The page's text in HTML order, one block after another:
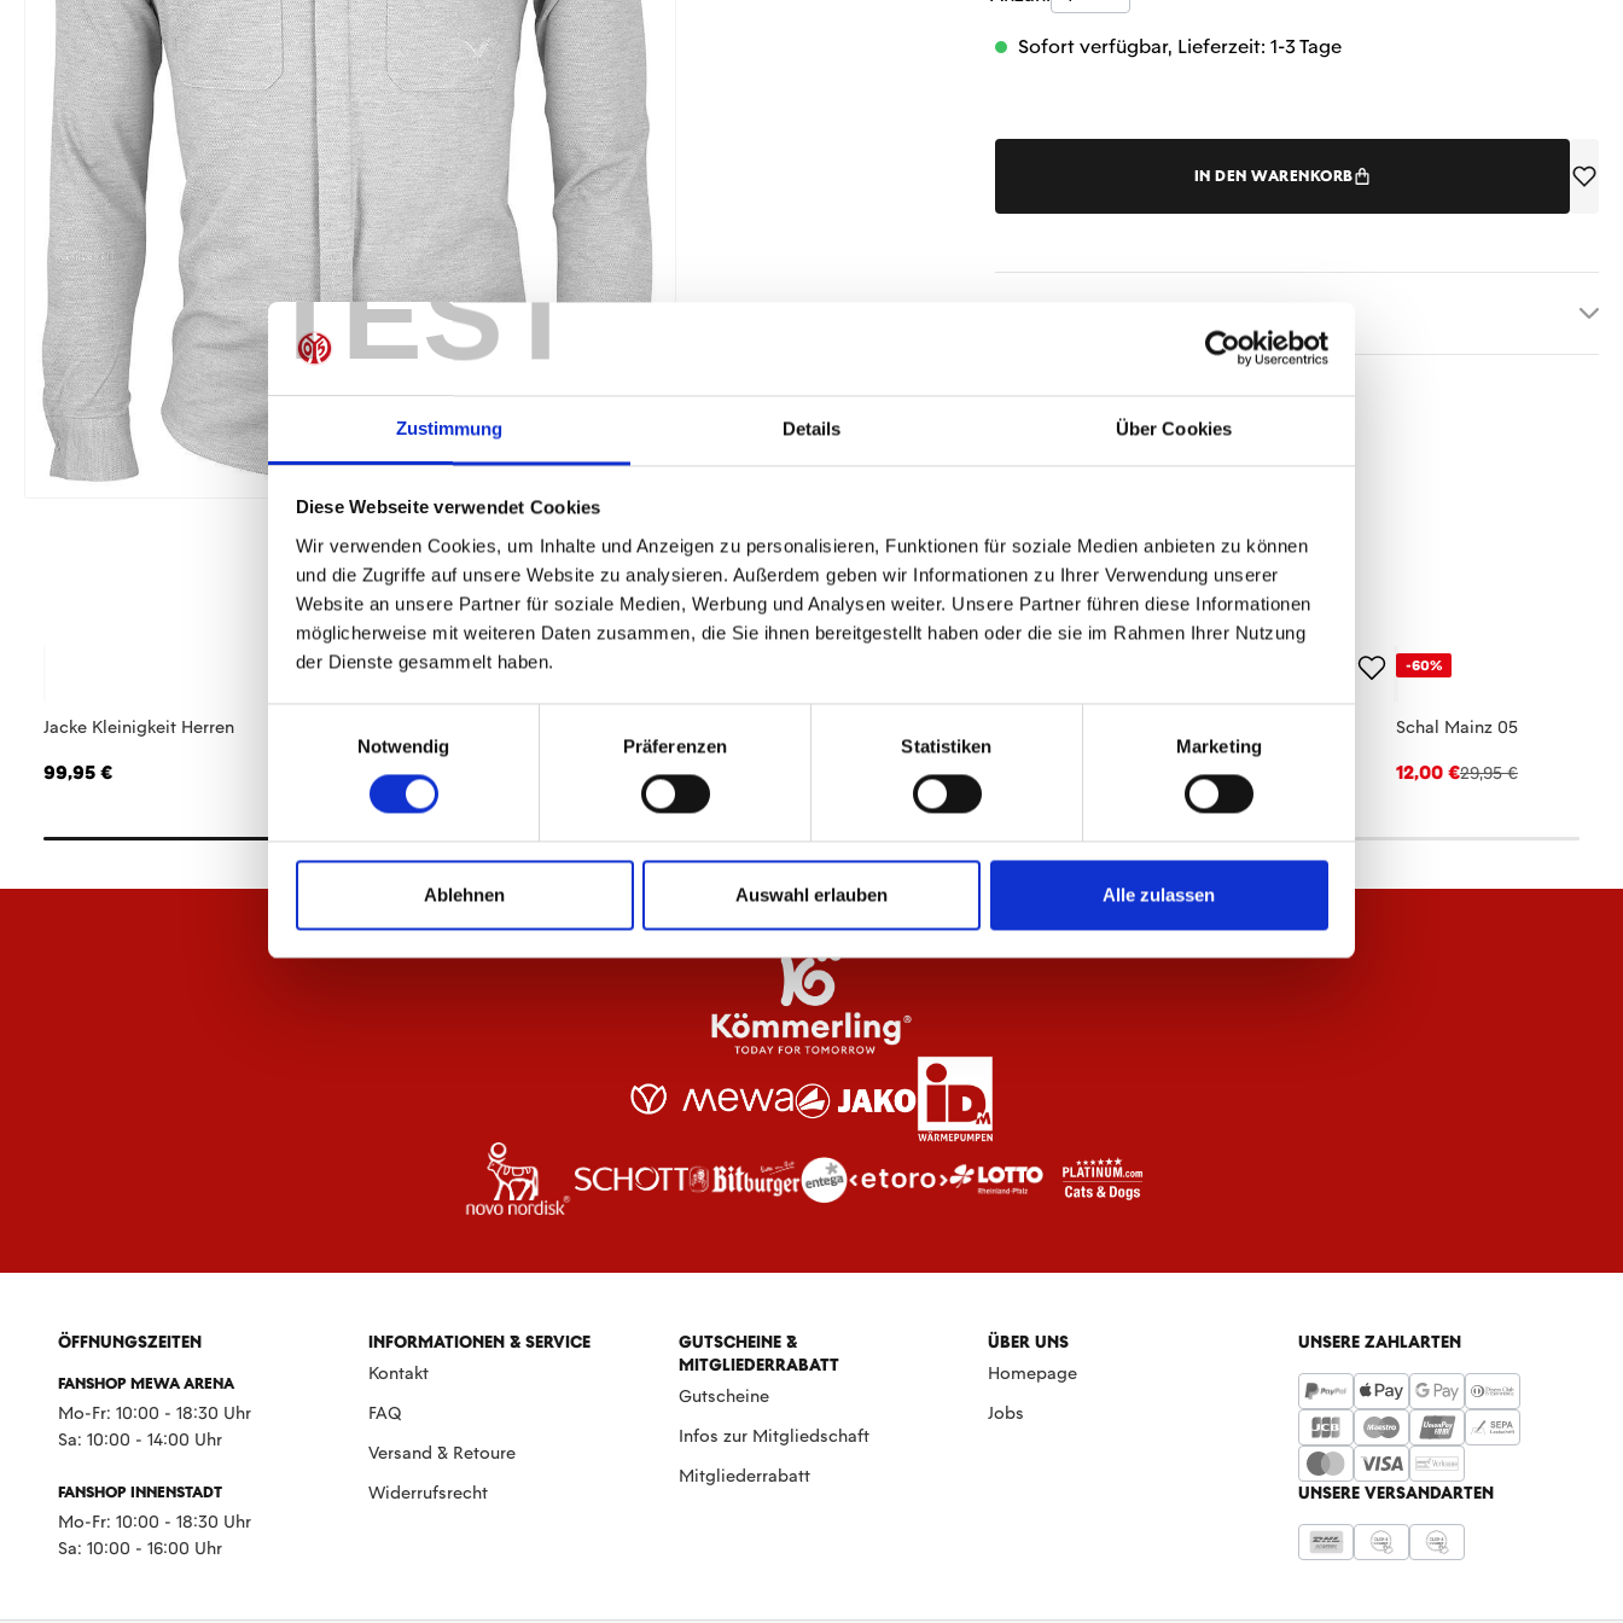
TEST
Zustimmung Details Über Cookies
Diese Webseite verwendet Cookies
Wir verwenden Cookies, um Inhalte und Anzeigen zu personalisieren, Funktionen für soziale Medien anbieten zu können
und die Zugriffe auf unsere Website zu analysieren. Außerdem geben wir Informationen zu Ihrer Verwendung unserer
Website an unsere Partner für soziale Medien, Werbung und Analysen weiter. Unsere Partner führen diese Informationen
möglicherweise mit weiteren Daten zusammen, die Sie ihnen bereitgestellt haben oder die sie im Rahmen Ihrer Nutzung
der Dienste gesammelt haben.
Notwendig
Präferenzen Statistiken Marketing
Ablehnen Auswahl erlauben Alle zulassen
Sofort verfügbar, Lieferzeit: 1-3 Tage
IN DEN WARENKORB
ÄHNLICHE PRODUKTE
Jacke Kleinigkeit Herren
99,95 € 34,95 €
Herren
-60%
Schal Mainz 05
12,00 €29,95 €
ÖFFNUNGSZEITEN
FANSHOP MEWA ARENA
Mo-Fr: 10:00 - 18:30 Uhr
Sa: 10:00 - 14:00 Uhr
FANSHOP INNENSTADT
Mo-Fr: 10:00 - 18:30 Uhr
Sa: 10:00 - 16:00 Uhr
INFORMATIONEN & SERVICE
Kontakt
FAQ
Versand & Retoure
Widerrufsrecht
GUTSCHEINE &
MITGLIEDERRABATT
Gutscheine
Infos zur Mitgliedschaft
Mitgliederrabatt
ÜBER UNS
Homepage
Jobs
UNSERE ZAHLARTEN
UNSERE VERSANDARTEN